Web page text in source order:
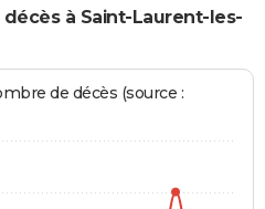
à Saint-Laurent-les-
de décès (source :